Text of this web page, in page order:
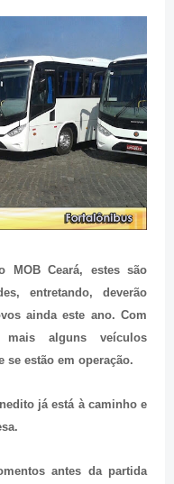
MOB Ceará, estes são
entretando, deverão
ainda este ano. Com
mais alguns veículos
se estão em operação.
já está à caminho e
antes da partida